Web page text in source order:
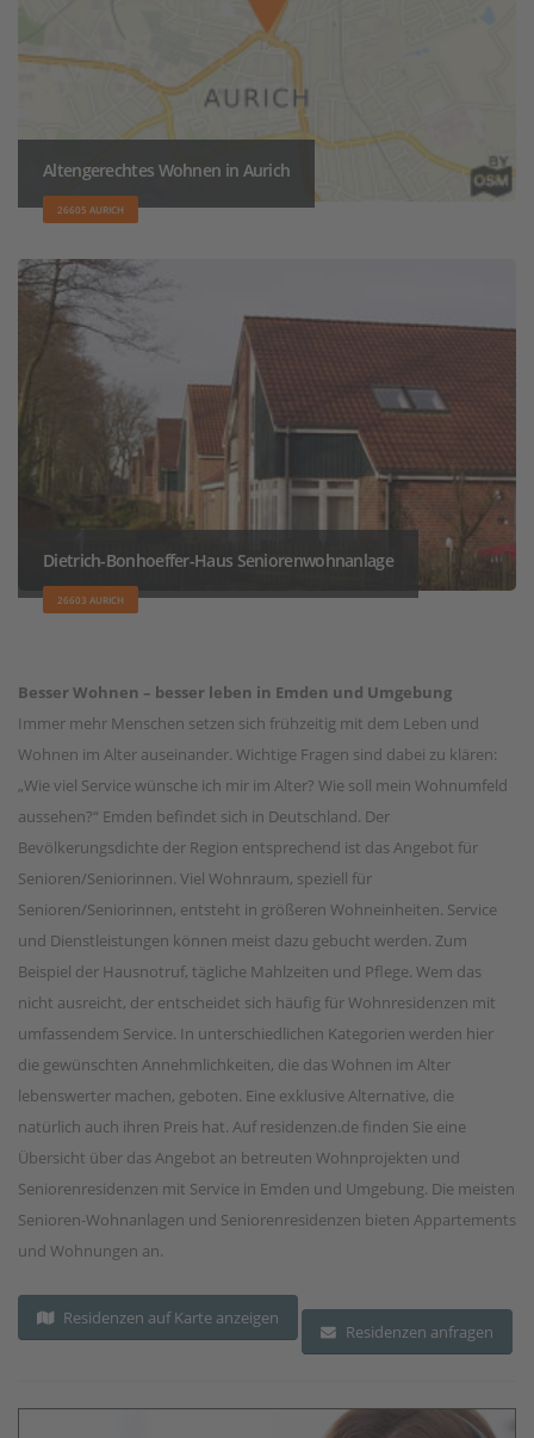
Altengerechtes Wohnen in Aurich
26605 AURICH
Dietrich-Bonhoeffer-Haus Seniorenwohnanlage
26603 AURICH
Besser Wohnen – besser leben in Emden und Umgebung
Immer mehr Menschen setzen sich frühzeitig mit dem Leben und
Wohnen im Alter auseinander. Wichtige Fragen sind dabei zu klären:
„Wie viel Service wünsche ich mir im Alter? Wie soll mein Wohnumfeld
aussehen?“ Emden befindet sich in Deutschland. Der
Bevölkerungsdichte der Region entsprechend ist das Angebot für
Senioren/Seniorinnen. Viel Wohnraum, speziell für
Senioren/Seniorinnen, entsteht in größeren Wohneinheiten. Service
und Dienstleistungen können meist dazu gebucht werden. Zum
Beispiel der Hausnotruf, tägliche Mahlzeiten und Pflege. Wem das
nicht ausreicht, der entscheidet sich häufig für Wohnresidenzen mit
umfassendem Service. In unterschiedlichen Kategorien werden hier
die gewünschten Annehmlichkeiten, die das Wohnen im Alter
lebenswerter machen, geboten. Eine exklusive Alternative, die
natürlich auch ihren Preis hat. Auf residenzen.de finden Sie eine
Übersicht über das Angebot an betreuten Wohnprojekten und
Seniorenresidenzen mit Service in Emden und Umgebung. Die meisten
Senioren-Wohnanlagen und Seniorenresidenzen bieten Appartements
und Wohnungen an.
Residenzen auf Karte anzeigen
Residenzen anfragen